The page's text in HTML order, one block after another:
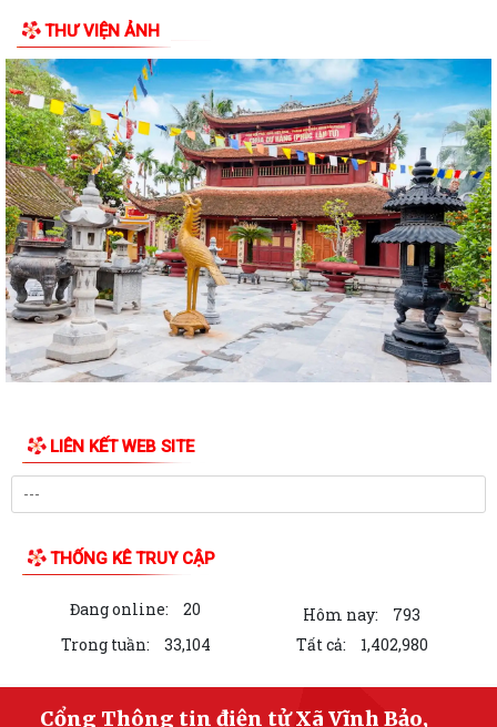
Khai thác tài liệu số phục vụ công tác phổ biến, giáo dục pháp luật và
Chatbox AI Trợ giúp pháp luật
Thông báo Kết quả Kỳ họp thứ 3 (Kỳ họp thường lệ giữa năm 2026)
HĐND thành phố khóa XVII, nhiệm kỳ...
Quyết định công bố danh mục thủ tục hành chính ban hành mới lĩnh
vực điện lực thuộc phạm vi, chức...
Quyết định số 2995/QĐ-UBND ngày 29/7/2026 của Uỷ ban nhân dân
thành phố về việc Công bố danh mục...
Hội Nông dân xã Vĩnh Bảo tích cực ra quân đánh diệt chuột, bảo vệ lúa
vụ Mùa năm 2026
Quyết định số 2958/QĐ-UBND về việc phê duyệt quy trình nội bộ giải
HỘI NGHỊ TUYÊN TRUYỀN, PHỔ BIẾN KIẾN THỨC PHÁP LUẬT VỀ
PHÒNG, CHỐNG MA TÚY VÀ BẢO ĐẢM TRẬT TỰ AN...
QUỐC”, KIỆN TOÀN LỰC LƯỢNG BẢO VỆ AN NINH,...
Quyết định công bố danh mục thủ tục hành chính ban hành mới, bị bãi
THƯ VIỆN ẢNH
LIÊN KẾT WEB SITE
THỐNG KÊ TRUY CẬP
Đang online: 20 Hôm nay:
793
Trong tuần:
33,104 Tất cả: 1,402,980
Cổng Thông tin điện tử Xã Vĩnh Bảo,